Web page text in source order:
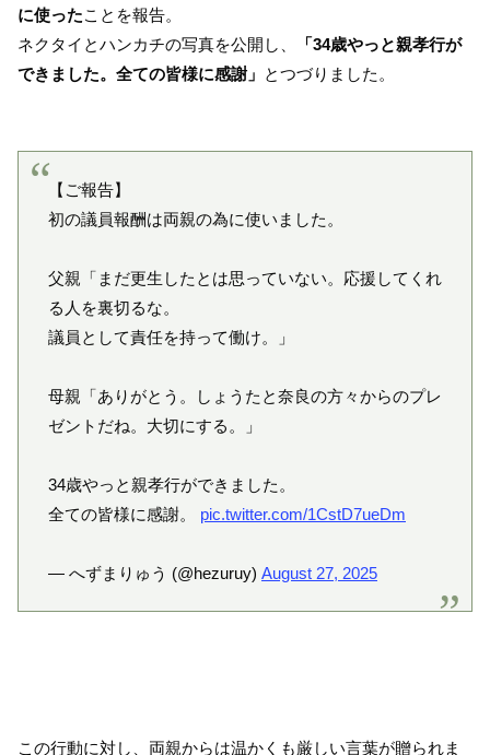
に使ったことを報告。
ネクタイとハンカチの写真を公開し、
「34歳やっと親孝行が
できました。全ての皆様に感謝」 とつづりました。
【ご報告】
初の議員報酬は両親の為に使いました。
父親「まだ更生したとは思っていない。応援してくれ
る人を裏切るな。
議員として責任を持って働け。」
母親「ありがとう。しょうたと奈良の方々からのプレ
ゼントだね。大切にする。」
34歳やっと親孝行ができました。
全ての皆様に感謝。 pic.twitter.com/1CstD7ueDm
— へずまりゅう (@hezuruy) August 27, 2025
この行動に対し、両親からは温かくも厳しい言葉が贈られま